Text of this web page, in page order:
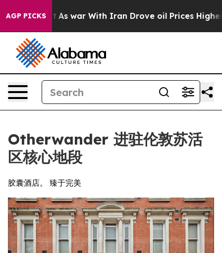
AGP PICKS
As war With Iran Drove oil Prices Higher,
Otherwander 进驻伦敦苏活
区核心地段
胶囊酒店。 臻于完美